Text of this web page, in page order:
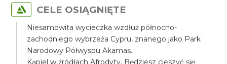
CELE OSIĄGNIĘTE
Niesamowita wycieczka wzdłuż północno-
zachodniego wybrzeża Cypru, znanego jako Park
Narodowy Półwyspu Akamas.
Kąpiel w źródłach Afrodyty. Będziesz cieszyć się